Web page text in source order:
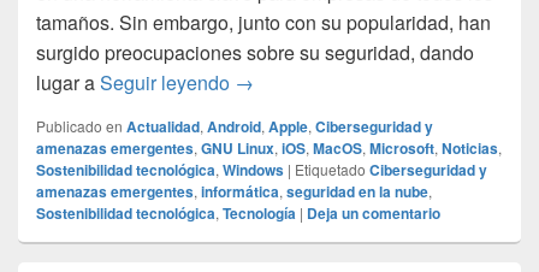
tamaños. Sin embargo, junto con su popularidad, han
surgido preocupaciones sobre su seguridad, dando
lugar aSeguir leyendo El auge de la seguridad en la
→
Publicado en Actualidad, Android, Apple, Ciberseguridad y
amenazas emergentes, GNU Linux, iOS, MacOS, Microsoft, Noticias,
Sostenibilidad tecnológica, Windows | Etiquetado Ciberseguridad y
amenazas emergentes, informática, seguridad en la nube,
Sostenibilidad tecnológica, Tecnología | Deja un comentario